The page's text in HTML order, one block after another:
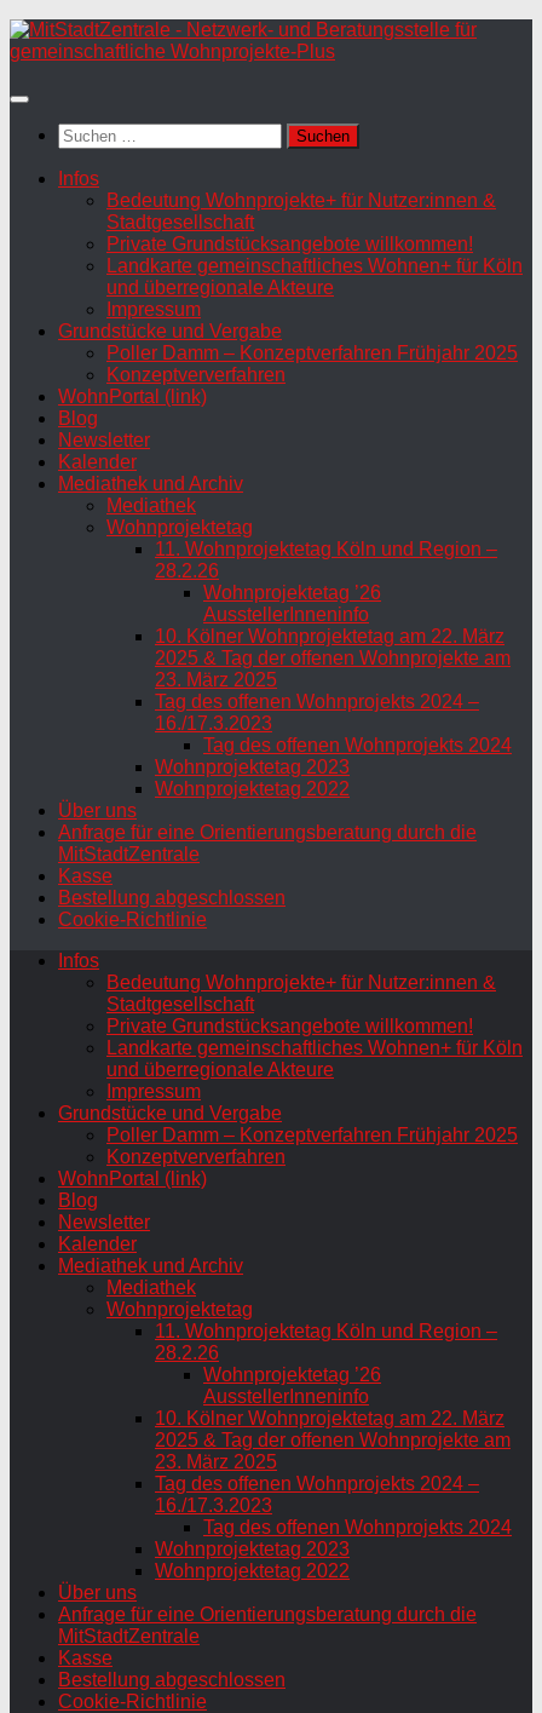
Zum
Inhalt
Suchen
nach:
Infos
Bedeutung Wohnprojekte+ für Nutzer:innen &
Stadtgesellschaft
Private Grundstücksangebote willkommen!
Landkarte gemeinschaftliches Wohnen+ für Köln
und überregionale Akteure
Impressum
Grundstücke und Vergabe
Poller Damm – Konzeptverfahren Frühjahr 2025
Konzeptververfahren
WohnPortal (link)
Blog
Newsletter
Kalender
Mediathek und Archiv
Mediathek
Wohnprojektetag
11. Wohnprojektetag Köln und Region –
28.2.26
Wohnprojektetag ’26
AusstellerInneninfo
10. Kölner Wohnprojektetag am 22. März
2025 & Tag der offenen Wohnprojekte am
23. März 2025
Tag des offenen Wohnprojekts 2024 –
16./17.3.2023
Tag des offenen Wohnprojekts 2024
Wohnprojektetag 2023
Wohnprojektetag 2022
Über uns
Anfrage für eine Orientierungsberatung durch die
MitStadtZentrale
Kasse
Bestellung abgeschlossen
Cookie-Richtlinie
Infos
Bedeutung Wohnprojekte+ für Nutzer:innen &
Stadtgesellschaft
Private Grundstücksangebote willkommen!
Landkarte gemeinschaftliches Wohnen+ für Köln
und überregionale Akteure
Impressum
Grundstücke und Vergabe
Poller Damm – Konzeptverfahren Frühjahr 2025
Konzeptververfahren
WohnPortal (link)
Blog
Newsletter
Kalender
Mediathek und Archiv
Mediathek
Wohnprojektetag
11. Wohnprojektetag Köln und Region –
28.2.26
Wohnprojektetag ’26
AusstellerInneninfo
10. Kölner Wohnprojektetag am 22. März
2025 & Tag der offenen Wohnprojekte am
23. März 2025
Tag des offenen Wohnprojekts 2024 –
16./17.3.2023
Tag des offenen Wohnprojekts 2024
Wohnprojektetag 2023
Wohnprojektetag 2022
Über uns
Anfrage für eine Orientierungsberatung durch die
MitStadtZentrale
Kasse
Bestellung abgeschlossen
Cookie-Richtlinie